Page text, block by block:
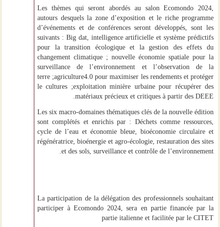
Les thèmes qui seront abordés au salon Ecomondo 2024,
autours desquels la zone d’exposition et le riche programme
d’événements et de conférences seront développés, sont les
suivants : Big dat, intelligence artificielle et système prédictifs
pour la transition écologique et la gestion des effets du
changement climatique ; nouvelle économie spatiale pour la
surveillance de l’environnement et l’observation de la
terre ;agriculture4.0 pour maximiser les rendements et protéger
le cultures ;exploitation minière urbaine pour récupérer des
matériaux précieux et critiques à partir des DEEE.
Les six macro-domaines thématiques clés de la nouvelle édition
sont complétés et enrichis par : Déchets comme ressources,
cycle de l’eau et économie bleue, bioéconomie circulaire et
régénératrice, bioénergie et agro-écologie, restauration des sites
et des sols, surveillance et contrôle de l’environnement.
La participation de la délégation des professionnels souhaitant
participer à Ecomondo 2024, sera en partie financée par la
partie italienne et facilitée par le CITET